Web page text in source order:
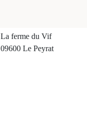
La ferme du Vif
09600 Le Peyrat